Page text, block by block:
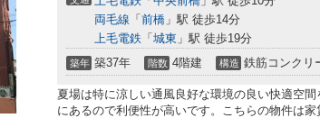
両毛線 「 前橋 」駅 徒歩14分
上毛電鉄 「 城東 」駅 徒歩19分
築年 築37年 階数 4階建 構造 鉄筋コンクリ
夏場は特に涼しい通風良好な環境の良い快適空
にあるので利便性が高いです。こちらの物件は